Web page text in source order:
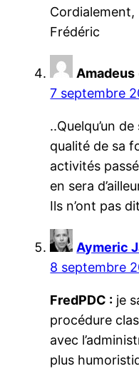
Cordialement,
Frédéric
Amadeus
7 septembre
..Quelqu’un
qualité de sa
activités
en sera
Ils n’ont pas
Aymeric
8 septembre
FredPDC : je
procédure
avec
plus